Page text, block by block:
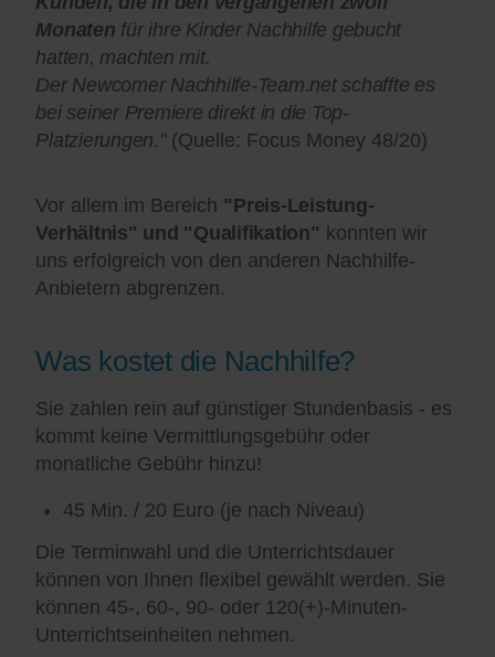
Monaten für ihre Kinder Nachhilfe gebucht
hatten, machten mit.
Der Newcomer Nachhilfe-Team.net schaffte es
bei seiner Premiere direkt in die Top-
Platzierungen."(Quelle: Focus Money 48/20)
Vor allem im Bereich "Preis-Leistung-
Verhältnis" und "Qualifikation" konnten wir
uns erfolgreich von den anderen Nachhilfe-
Anbietern abgrenzen.
Was kostet die Nachhilfe?
Sie zahlen rein auf günstiger Stundenbasis - es
kommt keine Vermittlungsgebühr oder
monatliche Gebühr hinzu!
45 Min. / 20 Euro (je nach Niveau)
Die Terminwahl und die Unterrichtsdauer
können von Ihnen flexibel gewählt werden. Sie
können 45-, 60-, 90- oder 120(+)-Minuten-
Unterrichtseinheiten nehmen.